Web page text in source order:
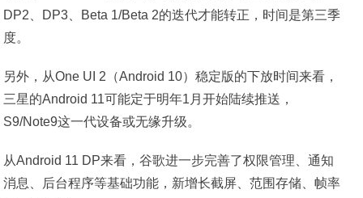
DP2、DP3、Beta 1/Beta 2的迭代才能转正，时间是第三季
度。
另外，从One UI 2（Android 10）稳定版的下放时间来看，
三星的Android 11可能定于明年1月开始陆续推送，
S9/Note9这一代设备或无缘升级。
从Android 11 DP来看，谷歌进一步完善了权限管理、通知
消息、后台程序等基础功能，新增长截屏、范围存储、帧率